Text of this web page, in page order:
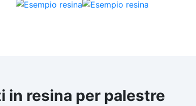
in resina per palestre